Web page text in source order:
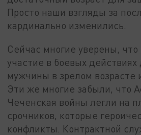
Просто наши взгляды за
кардинально изменились.
Сейчас многие уверены,
участие в боевых
мужчины в зрелом возрасте
Эти же многие забыли, что
Чеченская войны легли на
срочников, которые
конфликты. Контрактной